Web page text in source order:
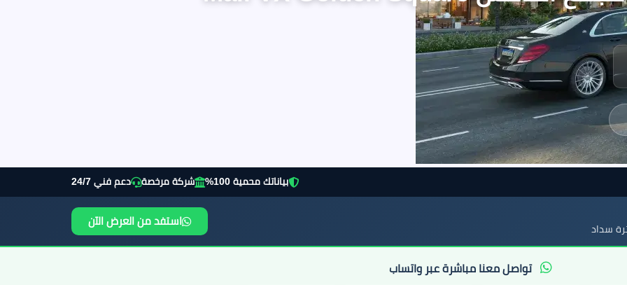
بياناتك محمية 100% شركة مرخصة دعم فني 24/7
سداد
استفد من العرض الآن
تواصل معنا مباشرة عبر واتساب